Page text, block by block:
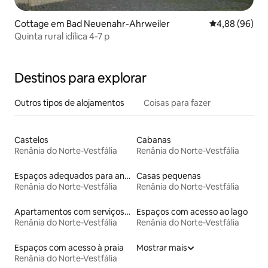
Cottage em Bad Neuenahr-Ahrweiler Classificação
4,88 (96)
Quinta rural idílica 4-7 p
Destinos para explorar
Outros tipos de alojamentos Coisas para fazer
Castelos
Renânia do Norte-Vestfália
Cabanas
Renânia do Norte-Vestfália
Espaços adequados para animais de estimação
Renânia do Norte-Vestfália
Casas pequenas
Renânia do Norte-Vestfália
Apartamentos com serviços incluídos
Renânia do Norte-Vestfália
Espaços com acesso ao lago
Renânia do Norte-Vestfália
Espaços com acesso à praia
Renânia do Norte-Vestfália
Mostrar mais